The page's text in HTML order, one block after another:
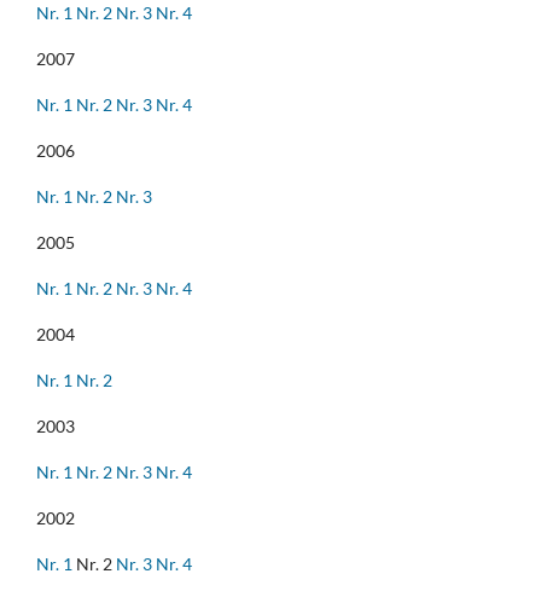
Nr. 1 Nr. 2 Nr. 3 Nr. 4
2007
Nr. 1 Nr. 2 Nr. 3 Nr. 4
2006
Nr. 1 Nr. 2 Nr. 3
2005
Nr. 1 Nr. 2 Nr. 3 Nr. 4
2004
Nr. 1 Nr. 2
2003
Nr. 1 Nr. 2 Nr. 3 Nr. 4
2002
Nr. 1 Nr. 2 Nr. 3 Nr. 4